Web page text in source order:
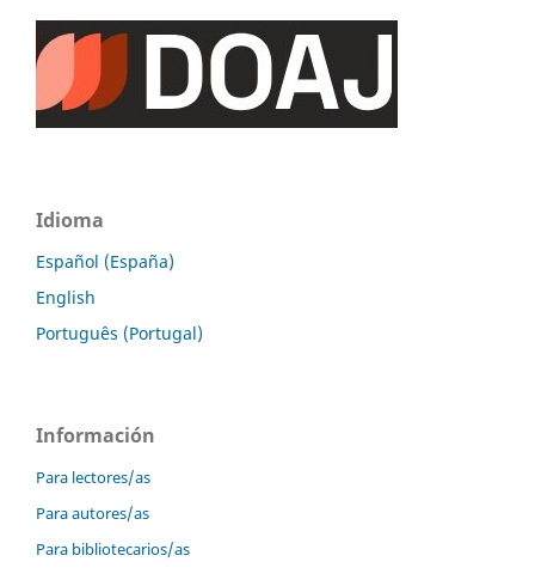
Idioma
Español (España)
English
Português (Portugal)
Información
Para lectores/as
Para autores/as
Para bibliotecarios/as